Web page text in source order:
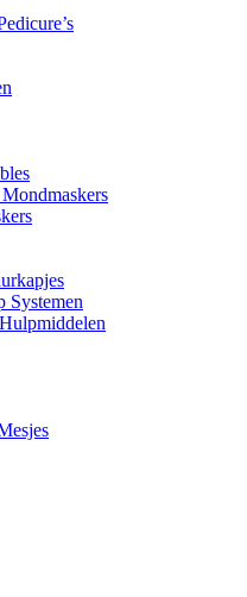
Systemen